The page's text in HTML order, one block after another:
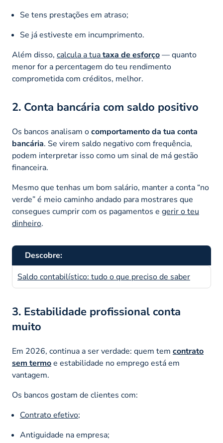
Se tens prestações em atraso;
Se já estiveste em incumprimento.
Além disso, calcula a tuataxa de esforço— quanto
menor for a percentagem do teu rendimento
comprometida com créditos, melhor.
2. Conta bancária com saldo positivo
Os bancos analisam ocomportamento da tua conta
bancária. Se virem saldo negativo com frequência,
podem interpretar isso como um sinal de má gestão
financeira.
Mesmo que tenhas um bom salário, manter a conta “no
verde” é meio caminho andado para mostrares que
consegues cumprir com os pagamentos e gerir o teu
dinheiro.
Descobre:
Saldo contabilístico: tudo o que preciso de saber
3. Estabilidade profissional conta
muito
Em 2026, continua a ser verdade: quem tem contrato
sem termoe estabilidade no emprego está em
vantagem.
Os bancos gostam de clientes com:
Contrato efetivo;
Antiguidade na empresa;